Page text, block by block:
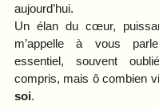
aujourd’hui.
Un élan du cœur,
m’appelle à vous
essentiel, souvent
compris, mais ô combien
soi.